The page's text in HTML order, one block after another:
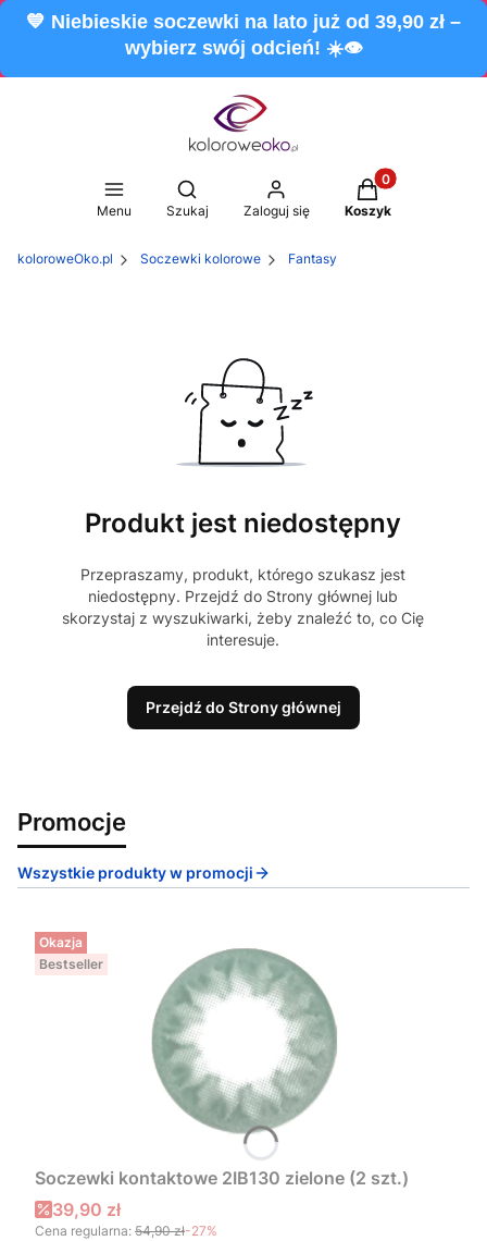
💙 Niebieskie soczewki na lato już od 39,90 zł –
wybierz swój odcień! ☀️👁️
Menu
Otwórz wyszukiwarkę
Szukaj Zaloguj się
Produkty w
Koszyk
koloroweOko.pl Soczewki kolorowe Fantasy
Produkt jest niedostępny
Przepraszamy, produkt, którego szukasz jest
niedostępny. Przejdź do Strony głównej lub
skorzystaj z wyszukiwarki, żeby znaleźć to, co Cię
interesuje.
Przejdź do Strony głównej
Promocje
Wszystkie produkty w promocji
Okazja
Bestseller
Soczewki kontaktowe 2IB130 zielone (2 szt.)
Cena promocyjna
39,90 zł
Cena regularna: 54,90 zł-27%